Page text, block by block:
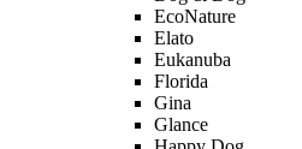
EcoNature
Elato
Eukanuba
Florida
Gina
Glance